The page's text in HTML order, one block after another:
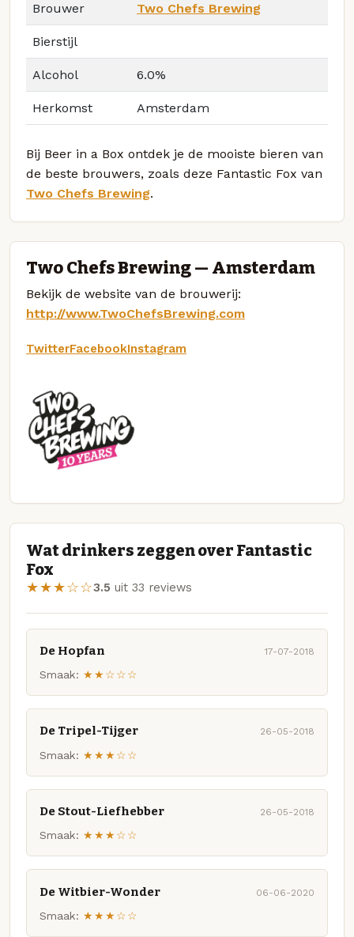
Brouwer Two Chefs Brewing
Bierstijl
Alcohol 6.0%
Herkomst Amsterdam
Bij Beer in a Box ontdek je de mooiste bieren van
de beste brouwers, zoals deze Fantastic Fox van
Two Chefs Brewing.
Two Chefs Brewing — Amsterdam
Bekijk de website van de brouwerij:
http://www.TwoChefsBrewing.com
TwitterFacebookInstagram
Wat drinkers zeggen over Fantastic
Fox
★★★☆☆3.5 uit 33 reviews
De Hopfan 17-07-2018
Smaak: ★★☆☆☆
De Tripel-Tijger 26-05-2018
Smaak: ★★★☆☆
De Stout-Liefhebber 26-05-2018
Smaak: ★★★☆☆
De Witbier-Wonder 06-06-2020
Smaak: ★★★☆☆